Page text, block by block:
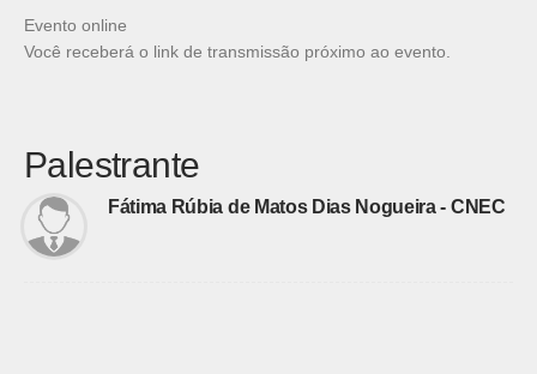
Evento online
Você receberá o link de transmissão próximo ao evento.
Palestrante
Fátima Rúbia de Matos Dias Nogueira - CNEC